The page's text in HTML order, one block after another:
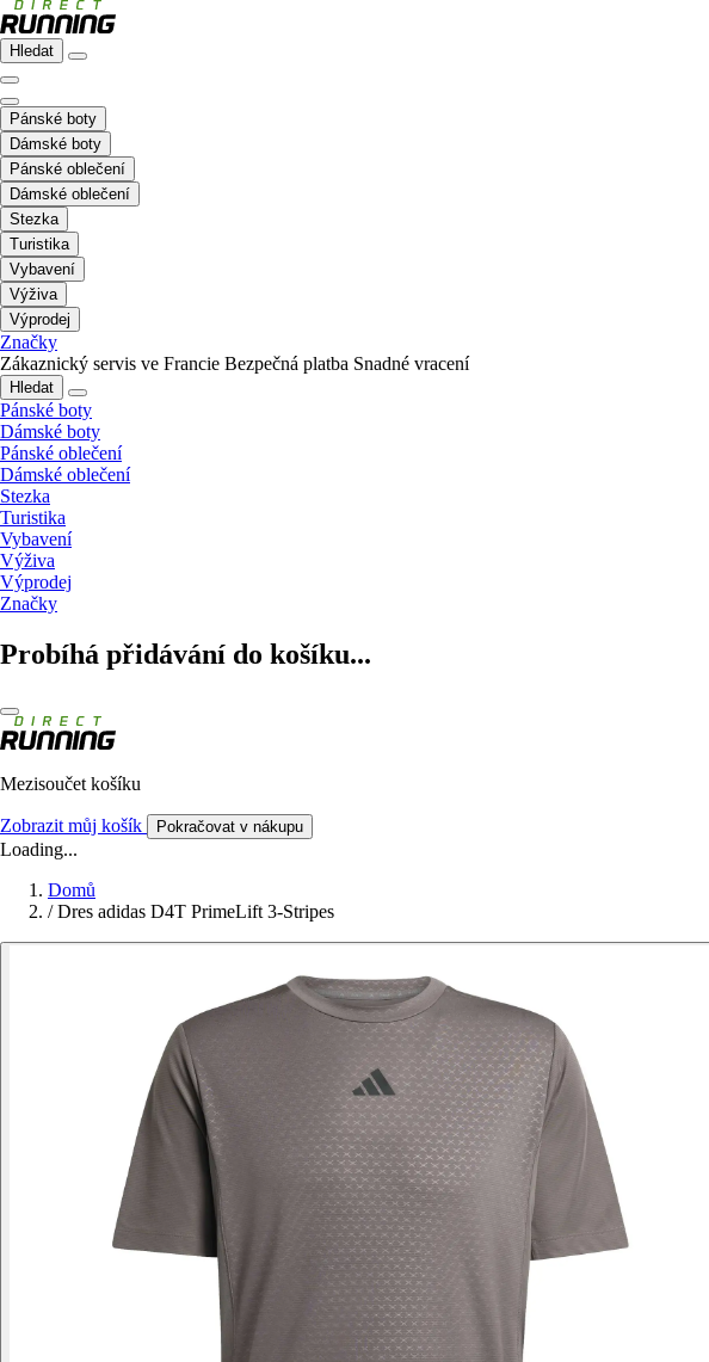
Hledat
Pánské boty
Dámské boty
Pánské oblečení
Dámské oblečení
Stezka
Turistika
Vybavení
Výživa
Výprodej
Značky
Zákaznický servis ve Francie Bezpečná platba Snadné vracení
Hledat
Pánské boty
Dámské boty
Pánské oblečení
Dámské oblečení
Stezka
Turistika
Vybavení
Výživa
Výprodej
Značky
Probíhá přidávání do košíku...
Mezisoučet košíku
Zobrazit můj košík Pokračovat v nákupu
Loading...
Domů
/ Dres adidas D4T PrimeLift 3-Stripes